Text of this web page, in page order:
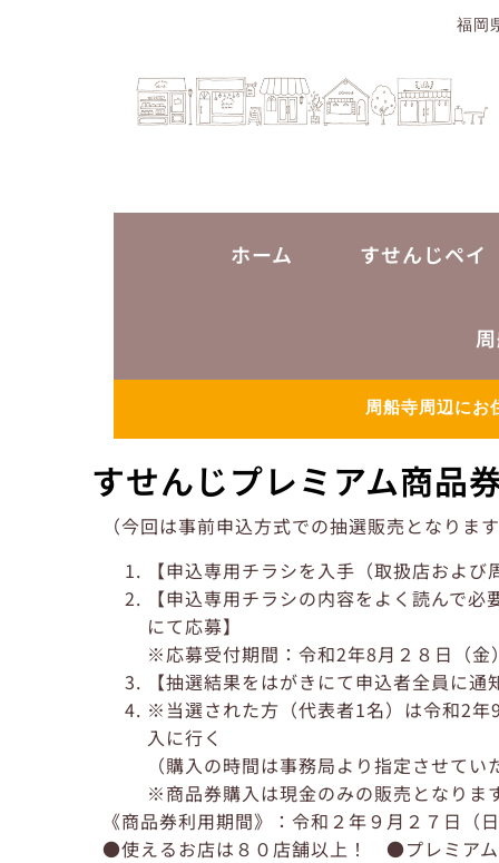
福岡
ホーム すせんじペイ
周船寺周辺にお
すせんじプレミアム商品
（今回は事前申込方式での抽選販売となりま
【申込専用チラシを入手（取扱店およ
【申込専用チラシの内容をよく読んで
にて応募】
※応募受付期間：令和2年8月２８日（
【抽選結果をはがきにて申込者全員に通
※当選された方（代表者1名）は令和2
入に行く
（購入の時間は事務局より指定させてい
※商品券購入は現金のみの販売となりま
《商品券利用期間》：令和２年９月２７日（
●使えるお店は８０店舗以上！ ●プレミアム